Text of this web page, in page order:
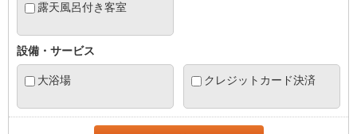
露天風呂付き客室
設備・サービス
大浴場 クレジットカード決済